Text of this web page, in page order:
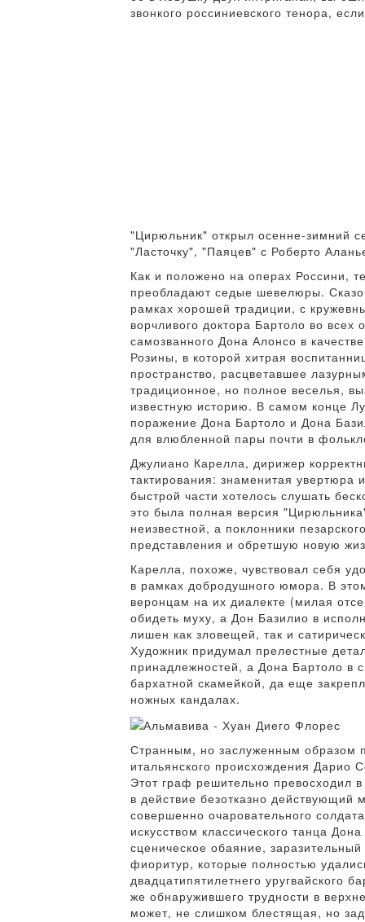
звонкого россиниевского тенора,
"Цирюльник" открыл осенне-зимний
"Ласточку", "Паяцев" с Роберто
Как и положено на операх Россини,
преобладают седые шевелюры.
рамках хорошей традиции, с
ворчливого доктора Бартоло во
самозванного Дона Алонсо в
Розины, в которой хитрая
пространство, расцветавшее
традиционное, но полное веселья,
известную историю. В самом конце
поражение Дона Бартоло и Дона
для влюбленной пары почти в
Джулиано Карелла, дирижер
тактирования: знаменитая
быстрой части хотелось слушать
это была полная версия
неизвестной, а поклонники
представления и обретшую новую
Карелла, похоже, чувствовал себя
в рамках добродушного юмора. В
веронцам на их диалекте (милая
обидеть муху, а Дон Базилио в
лишен как зловещей, так и
Художник придумал прелестные
принадлежностей, а Дона Бартоло в
бархатной скамейкой, да еще
ножных кандалах.
Странным, но заслуженным образом
итальянского происхождения
Этот граф решительно превосходил
в действие безотказно действующий
совершенно очаровательного
искусством классического танца
сценическое обаяние,
фиоритур, которые полностью
двадцатипятилетнего уругвайского
же обнаружившего трудности в
может, не слишком блестящая, но